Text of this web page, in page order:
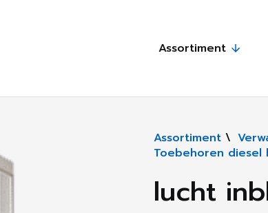
Assortiment
Assortiment \
Toebehoren diesel
lucht